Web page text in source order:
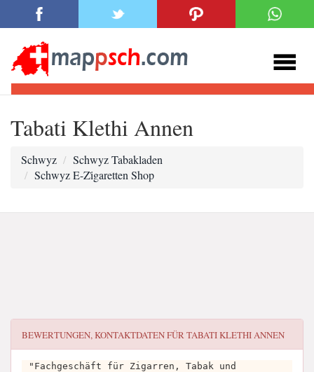
Tabati Klethi Annen
Schwyz
Schwyz Tabakladen
Schwyz E-Zi̇garetten Shop
BEWERTUNGEN, KONTAKTDATEN FÜRTABATI KLETHI ANNEN
"Fachgeschäft für Zigarren, Tabak und